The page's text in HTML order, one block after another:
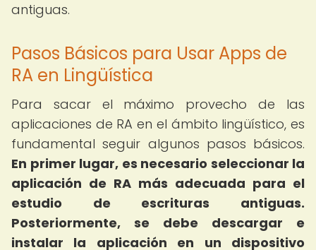
antiguas.
Pasos Básicos para Usar Apps de
RA en Lingüística
Para sacar el máximo provecho de las
aplicaciones de RA en el ámbito lingüístico, es
fundamental seguir algunos pasos básicos.
En primer lugar, es necesario seleccionar la
aplicación de RA más adecuada para el
estudio de escrituras antiguas.
Posteriormente, se debe descargar e
instalar la aplicación en un dispositivo